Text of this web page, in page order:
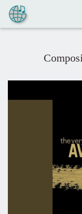
Pular para o conteúdo